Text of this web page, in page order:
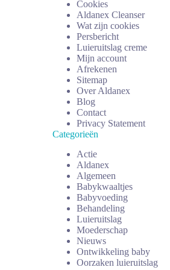
Cookies
Aldanex Cleanser
Wat zijn cookies
Persbericht
Luieruitslag creme
Mijn account
Afrekenen
Sitemap
Over Aldanex
Blog
Contact
Privacy Statement
Categorieën
Actie
Aldanex
Algemeen
Babykwaaltjes
Babyvoeding
Behandeling
Luieruitslag
Moederschap
Nieuws
Ontwikkeling baby
Oorzaken luieruitslag